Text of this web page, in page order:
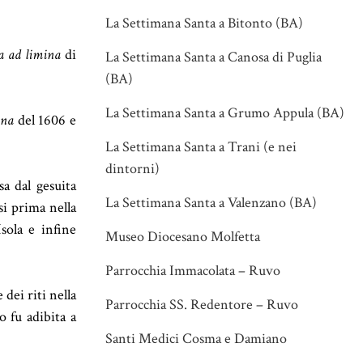
ad liminadi
del 1606 e
dal gesuita
prima nella
e infine
dei riti nella
fu adibitaa
La Settimana Santa a Bitonto (BA)
La Settimana Santa a Canosa di Puglia
(BA)
La Settimana Santa a Grumo Appula (BA)
La Settimana Santa a Trani (e nei
dintorni)
La Settimana Santa a Valenzano (BA)
Museo Diocesano Molfetta
Parrocchia Immacolata – Ruvo
Parrocchia SS. Redentore – Ruvo
Santi Medici Cosma e Damiano